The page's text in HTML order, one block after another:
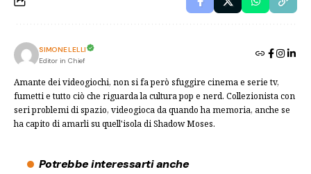
SIMONE LELLI
Editor in Chief
Amante dei videogiochi, non si fa però sfuggire cinema e serie tv,
fumetti e tutto ciò che riguarda la cultura pop e nerd. Collezionista con
seri problemi di spazio, videogioca da quando ha memoria, anche se
ha capito di amarli su quell'isola di Shadow Moses.
Potrebbe interessarti anche